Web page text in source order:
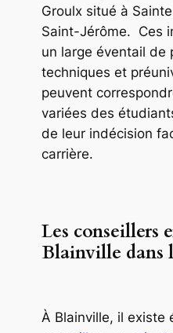
Groulx situé à
Saint-Jérôme. Ces
un large éventail de
techniques et
peuvent
variées des
de leur indécision
carrière.
Les conseillers
Blainville dans
À Blainville, il existe